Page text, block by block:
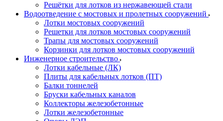
Решётки для лотков из нержавеющей стали
Водоотведение с мостовых и пролетных сооружений
Лотки мостовых сооружений
Решетки для лотков мостовых сооружений
Трапы для мостовых сооружений
Корзинки для лотков мостовых сооружений
Инженерное строительство
Лотки кабельные (ЛК)
Плиты для кабельных лотков (ПТ)
Балки тоннелей
Бруски кабельных каналов
Коллекторы железобетонные
Лотки железобетонные